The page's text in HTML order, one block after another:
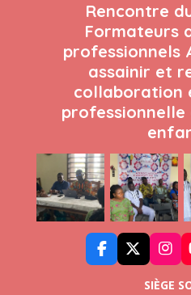
Rencontre
Formateurs
professionnels
assainir et
collaboration
F
a
X
I
n
s
SIÈGE